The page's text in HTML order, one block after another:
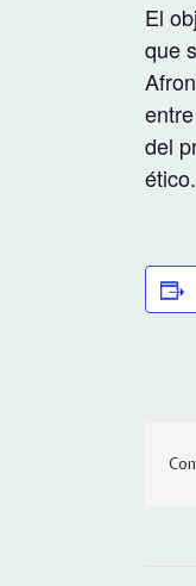
El
que
del
ético.